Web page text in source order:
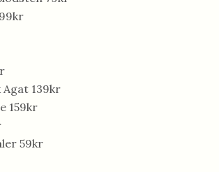
139kr
159kr
59kr